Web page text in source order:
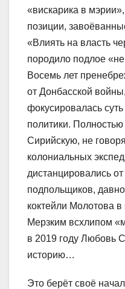
«вискарика в
позиции,
«Влиять на власть
породило подлое
Восемь лет
от Донбасской
фокусировалась
политики.
Сирийскую, не
колониальных
дистанцировались
подпольщиков,
коктейли Молотова
Мерзким всхлипом
в 2019 году Любовь
историю…
Это берёт своё